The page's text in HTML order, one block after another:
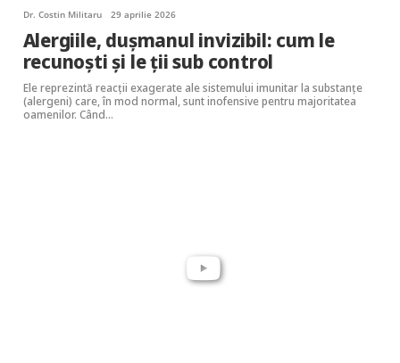
Dr. Costin Militaru 29 aprilie 2026
Alergiile, dușmanul invizibil: cum le
recunoști și le ții sub control
Ele reprezintă reacții exagerate ale sistemului imunitar la substanțe
(alergeni) care, în mod normal, sunt inofensive pentru majoritatea
oamenilor. ​Când…